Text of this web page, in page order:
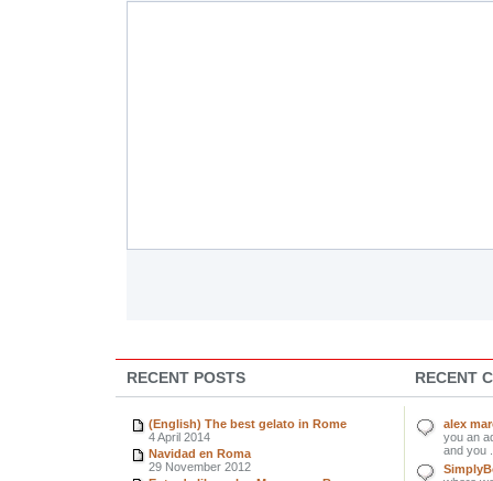
RECENT POSTS RECENT
(English) The best gelato in Rome
4 April 2014
Navidad en Roma
29 November 2012
alex
you an
and you